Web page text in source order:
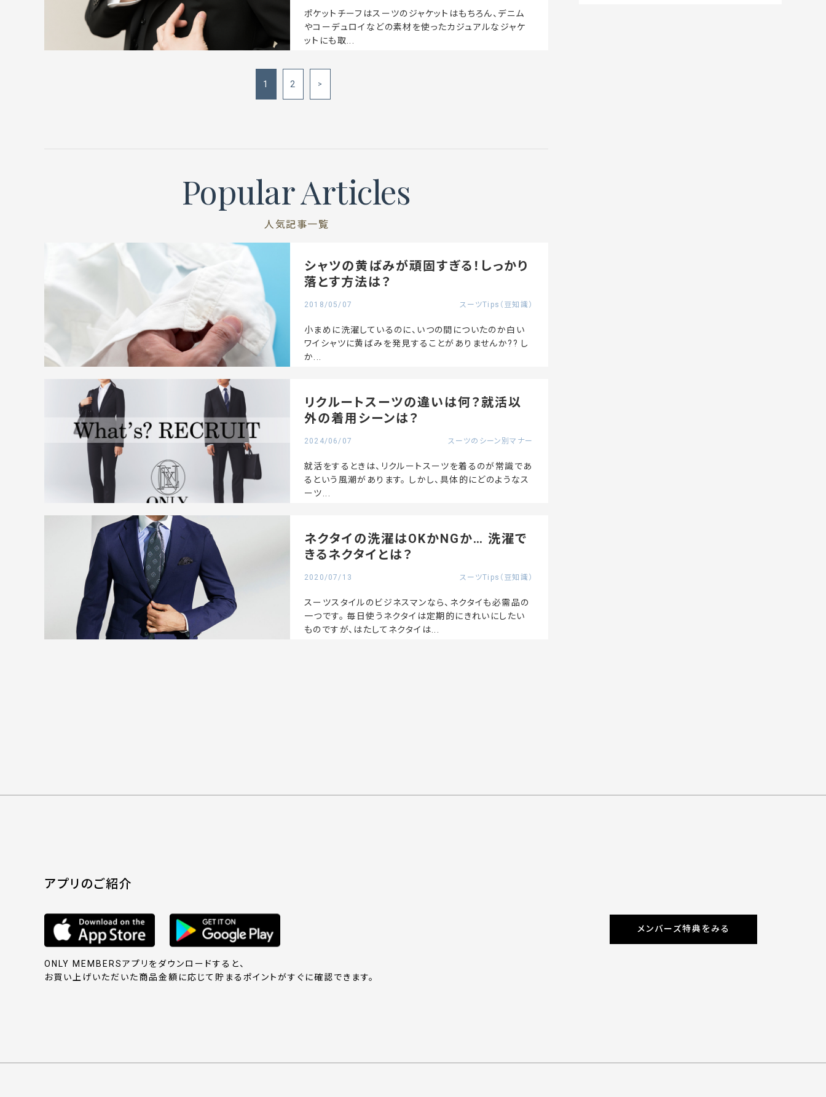
ポケットチーフはスーツのジャケットはもちろん、デニム
やコーデュロイなどの素材を使ったカジュアルなジャケ
ットにも取...
1 2 >
Popular Articles
人気記事一覧
シャツの黄ばみが頑固すぎる！しっかり
落とす方法は？
2018/05/07 スーツTips（豆知識）
小まめに洗濯しているのに、いつの間についたのか白い
ワイシャツに黄ばみを発見することがありませんか?? し
か...
リクルートスーツの違いは何？就活以
外の着用シーンは？
2024/06/07 スーツのシーン別マナー
就活をするときは、リクルートスーツを着るのが常識であ
るという風潮があります。 しかし、具体的にどのようなス
ーツ...
ネクタイの洗濯はOKかNGか… 洗濯で
きるネクタイとは？
2020/07/13 スーツTips（豆知識）
スーツスタイルのビジネスマンなら、ネクタイも必需品の
一つです。 毎日使うネクタイは定期的にきれいにしたい
ものですが、はたしてネクタイは...
アプリのご紹介
ONLY MEMBERSアプリをダウンロードすると、
お買い上げいただいた商品金額に応じて貯まるポイントがすぐに確認できます。
メンバーズ特典をみる